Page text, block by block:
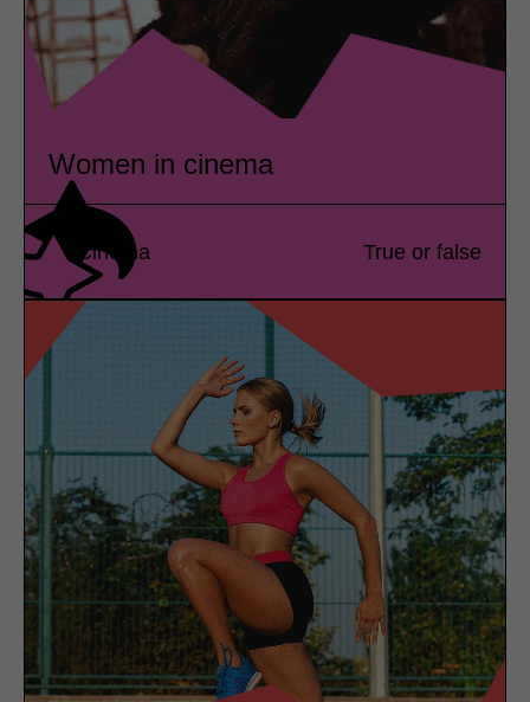
Women in cinema
Cinema True or false